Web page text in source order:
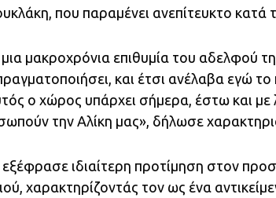
που παραμένει ανεπίτευκτο κατά
μακροχρόνια επιθυμία του αδελφού
και έτσι ανέλαβα εγώ
ο χώρος υπάρχει σήμερα, έστω και με
την Αλίκη μας», δήλωσε
ιδιαίτερη προτίμηση στον
χαρακτηρίζοντάς τον ως ένα